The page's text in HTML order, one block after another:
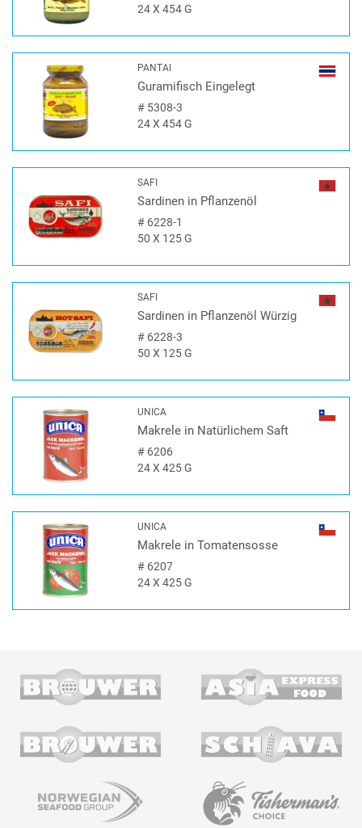
24 X 454 G
PANTAI
Guramifisch Eingelegt
#5308-3
24 X 454 G
SAFI
Sardinen in Pflanzenöl
#6228-1
50 X 125 G
SAFI
Sardinen in Pflanzenöl Würzig
#6228-3
50 X 125 G
UNICA
Makrele in Natürlichem Saft
#6206
24 X 425 G
UNICA
Makrele in Tomatensosse
#6207
24 X 425 G